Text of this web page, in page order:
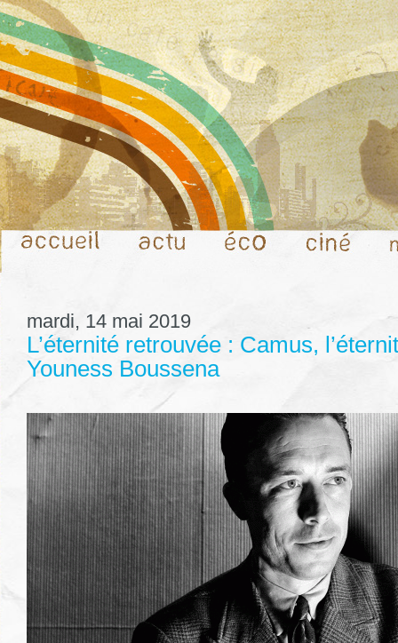
mardi, 14 mai 2019
L’éternité retrouvée : Camus,
Youness Boussena